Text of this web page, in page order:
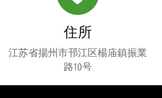
住所
江苏省揚州市邗江区楊庙鎮振業
路10号